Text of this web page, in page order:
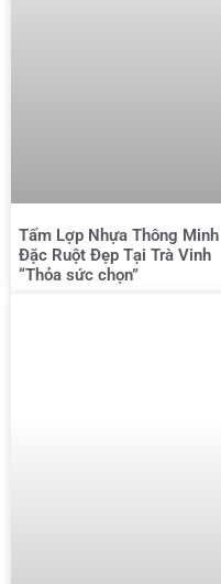
Tấm Lợp Nhựa Thông Minh
Đặc Ruột Đẹp Tại Trà Vinh
“Thỏa sức chọn”